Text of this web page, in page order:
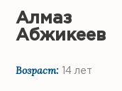
Алмаз
Абжикеев
Возраст:14 лет